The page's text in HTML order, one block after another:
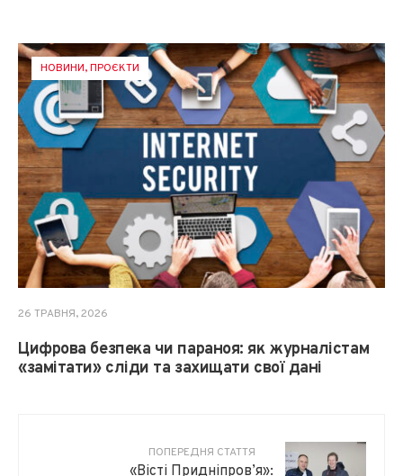
НОВИНИ,ПРОЄКТИ
26 ТРАВНЯ, 2026
Цифрова безпека чи параноя: як журналістам
«замітати» сліди та захищати свої дані
ПОПЕРЕДНЯ СТАТТЯ
«Вісті Придніпров’я»: